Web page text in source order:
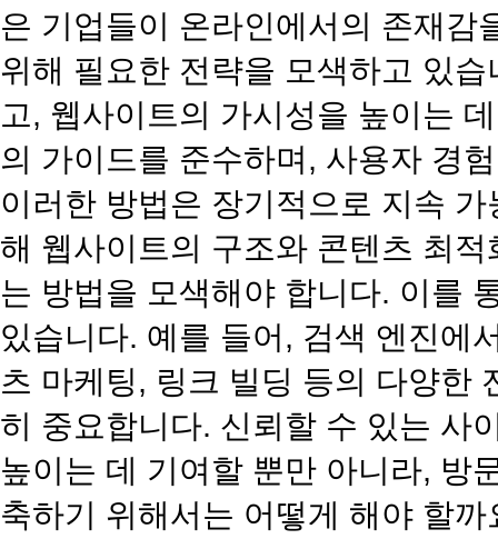
은 기업들이 온라인에서의 존재감
위해 필요한 전략을 모색하고 있
고, 웹사이트의 가시성을 높이는
의 가이드를 준수하며, 사용자 경
이러한 방법은 장기적으로 지속
해 웹사이트의 구조와 콘텐츠 최
는 방법을 모색해야 합니다. 이를
있습니다. 예를 들어, 검색 엔진에
츠 마케팅, 링크 빌딩 등의 다양한
히 중요합니다. 신뢰할 수 있는 사
높이는 데 기여할 뿐만 아니라, 방
축하기 위해서는 어떻게 해야 할